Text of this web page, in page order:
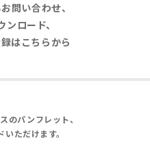
問い合わせ、
ロード、
はこちらから
のパンフレット、
ただけます。